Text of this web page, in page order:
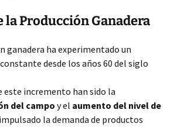
la Producción Ganadera
ganadera ha experimentado un
desde los años 60 del siglo
este incremento han sido la
del campo y el aumento del nivel de
la demanda de productos